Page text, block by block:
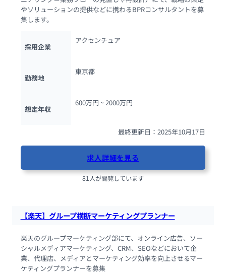
やソリューションの提供などに携わるBPRコンサルタントを募
集します。
採用企業
アクセンチュア
勤務地
東京都
想定年収
600万円 ~ 2000万円
最終更新日：2025年10月17日
求人詳細を見る
81人が閲覧しています
【楽天】グループ横断マーケティングプランナー
楽天のグループマーケティング部にて、オンライン広告、ソー
シャルメディアマーケティング、CRM、SEOなどにおいて企
業、代理店、メディアとマーケティング効率を向上させるマー
ケティングプランナーを募集